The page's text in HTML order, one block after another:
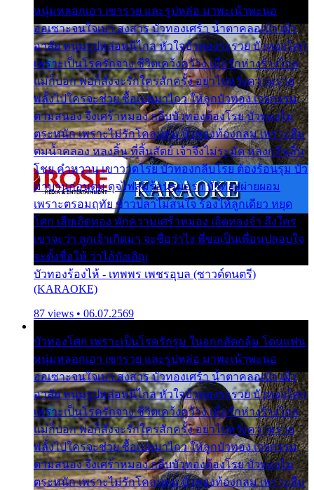
หนุ่มหลอกเอา เขารวย และรูปหล่อ มาพะเน้าพะนอ
ออเซาะจนใจเบา สงสาร บัวทองเศร้า น้ำตาคลอเบ้า เฝ้า
อาลัย หนุ่มรูปหล่อหนีไกล หัวใจบัวทองระรวย บัวทองโศก
เพราะเป็นโรครักจาง ชีวิตเคว้งคว้าง เมื่อรักห่างร้างไกล
แม่ก็บอก พ่อก็สั่งจะรักใครสักครั้ง อย่าไปหวังความรวย
พลั้งไปใครจะช่วย ซื้อเปลมาไกว ให้ลูกบัวทอง เวรกรรม
ตามสนอง จึงเศร้าหมอง กลีบบัวทองต้องโรย บัวทองไม่
ตระหนัก เพราะไม่รักโคลนตม บัวทองท้องกลม เพราะลืม
ตมน้ำคลอง หลงลิ้น ที่สิ้นสัตย์ เจ้าจึงไม่ระมัด หลงกลิ่นลิ้น
โชย คำหวาน เขาวาดโรย บัวทองกลีบโรย ต้องร้อนรุม บัว
มาบานก่อนตูม ดุจไฟสุมร้อนรุมอุรา บัวทองผ่ายผอม
เพราะตรอมฤทัย ข้าวปลาไม่สนใจ ร้องไห้ลูกเดียว หยุด
โศก เสียเถิดทอง พักความเศร้าหมอง เถิดทองจ๋า ถึงใคร
เขาจะว่า ลูกเจ้าเกิดมา จะชื่อว่าไง พี่ขอเป็นเพื่อนปลอบใจ
จะตั้งชื่อให้ ว่าไอ้บังเอิญ
บัวทองร้องไห้ - เทพพร เพชรอุบล (ซาวด์ดนตรี)
(KARAOKE)
87 views • 06.07.2569
บัวทองโศก เพราะเป็นโรครักรุม ในอกกลัดกลุ้ม โดนแฟน
หนุ่มหลอกเอา เขารวย และรูปหล่อ มาพะเน้าพะนอ
ออเซาะจนใจเบา สงสาร บัวทองเศร้า น้ำตาคลอเบ้า เฝ้า
อาลัย หนุ่มรูปหล่อหนีไกล หัวใจบัวทองระรวย บัวทองโศก
เพราะเป็นโรครักจาง ชีวิตเคว้งคว้าง เมื่อรักห่างร้างไกล
แม่ก็บอก พ่อก็สั่งจะรักใครสักครั้ง อย่าไปหวังความรวย
พลั้งไปใครจะช่วย ซื้อเปลมาไกว ให้ลูกบัวทอง เวรกรรม
ตามสนอง จึงเศร้าหมอง กลีบบัวทองต้องโรย บัวทองไม่
ตระหนัก เพราะไม่รักโคลนตม บัวทองท้องกลม เพราะลืม